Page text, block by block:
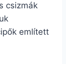
csizmák
említett